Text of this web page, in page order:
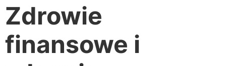
Zdrowie
finansowe i